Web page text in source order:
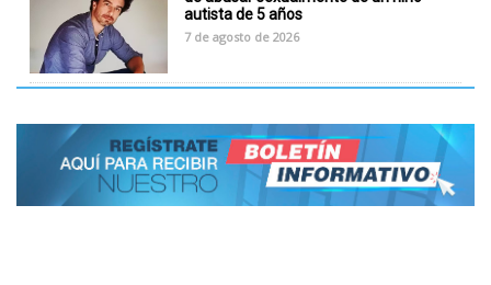
autista de 5 años
7 de agosto de 2026